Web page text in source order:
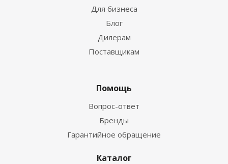
Для бизнеса
Блог
Дилерам
Поставщикам
Помощь
Вопрос-ответ
Бренды
Гарантийное обращение
Каталог